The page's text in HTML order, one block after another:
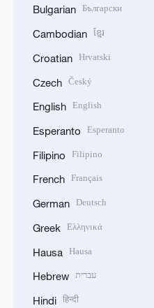
Bulgarian Български
Cambodian ខ្មែរ
Croatian Hrvatski
Czech Český
English English
Esperanto Esperanto
Filipino Filipino
French Français
German Deutsch
Greek Ελληνικά
Hausa Hausa
Hebrew עברית
Hindi हिन्दी